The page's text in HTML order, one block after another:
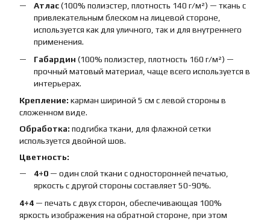
Атлас(100% полиэстер, плотность 140 г/м²) — ткань с
привлекательным блеском на лицевой стороне,
используется как для уличного, так и для внутреннего
применения.
Габардин (100% полиэстер, плотность 160 г/м²) —
прочный матовый материал, чаще всего используется в
интерьерах.
Крепление: карман шириной 5 см с левой стороны в
сложенном виде.
Обработка: подгибка ткани, для флажной сетки
используется двойной шов.
Цветность:
4+0 — один слой ткани с односторонней печатью,
яркость с другой стороны составляет 50-90%.
4+4 — печать с двух сторон, обеспечивающая 100%
яркость изображения на обратной стороне, при этом